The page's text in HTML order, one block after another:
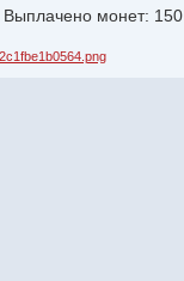
Выплачено монет: 150